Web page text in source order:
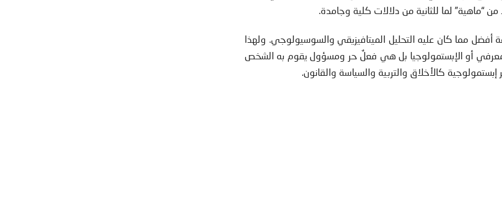
“ماهية” لما للثانية من دلالات كلية وجامدة.
مما كان عليه التحليل الميتافيزيقي والسوسيولوجي. ولهذا
أو الإبستمولوجيا بل هي فعلٌ حر ومسؤول يقوم به الشخص
كالأخلاق والتربية والسياسة والقانون.